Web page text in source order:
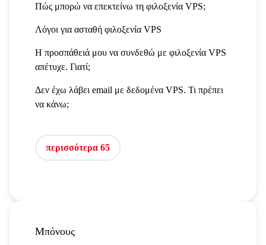
Πώς μπορώ να επεκτείνω τη φιλοξενία VPS;
Λόγοι για ασταθή φιλοξενία VPS
Η προσπάθειά μου να συνδεθώ με φιλοξενία VPS
απέτυχε. Γιατί;
Δεν έχω λάβει email με δεδομένα VPS. Τι πρέπει
να κάνω;
περισσότερα 65
Μπόνους